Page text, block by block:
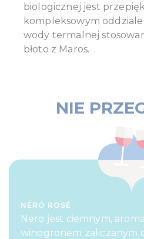
biologicznej jest
kompleksowym
wody termalnej
błoto z Maros.
NIE
NÉRÓ ROSÉ
Nero jest ciemnym,
winogronem zaliczanym